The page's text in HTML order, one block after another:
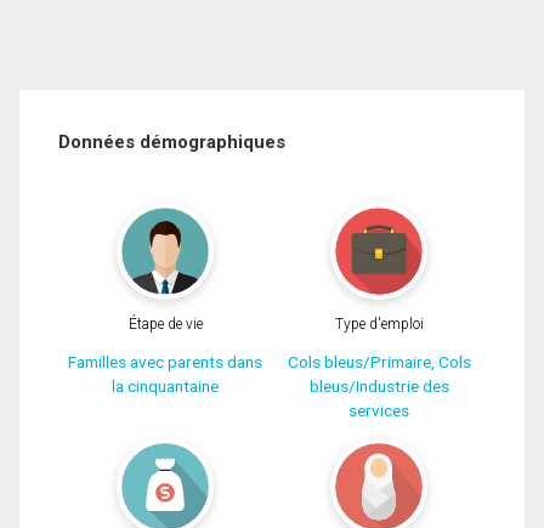
Données démographiques
Étape de vie
Familles avec parents dans
la cinquantaine
Type d'emploi
Cols bleus/Primaire, Cols
bleus/Industrie des
services